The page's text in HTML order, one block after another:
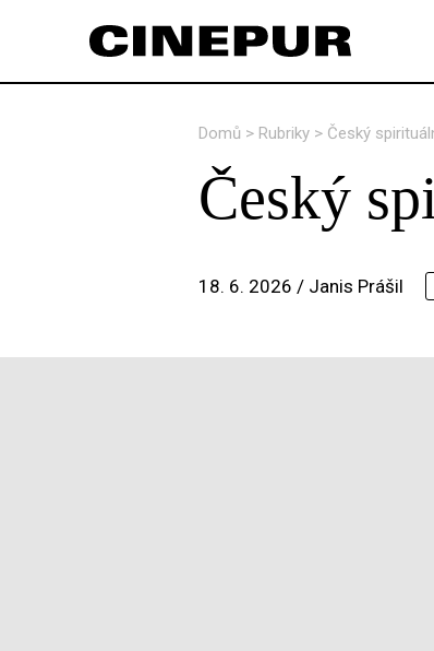
Domů > Rubriky > Český
Český
18. 6. 2026 / Janis Prášil